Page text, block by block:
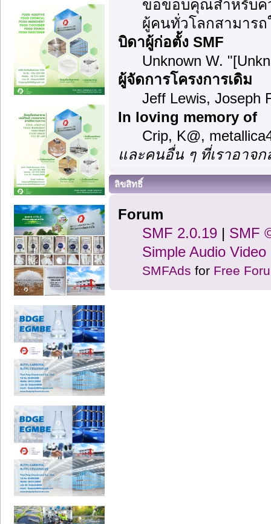
ขอขอบคุณสำหรับค
ผู้คนทั่วโลกสามารถ
บิดาผู้ก่อตั้ง SMF
Unknown W.
ผู้จัดการโครงการเดิม
Jeff Lewis, Joseph
In loving memory of
Crip, K@,
และคนอื่น ๆ ที่เราอาจ
ลิขสิทธิ์
Forum
SMF 2.0.19| SMF
Simple Audio
SMFAds for Free